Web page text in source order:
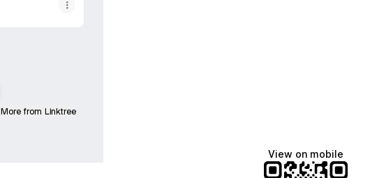
More from Linktree
View on mobile